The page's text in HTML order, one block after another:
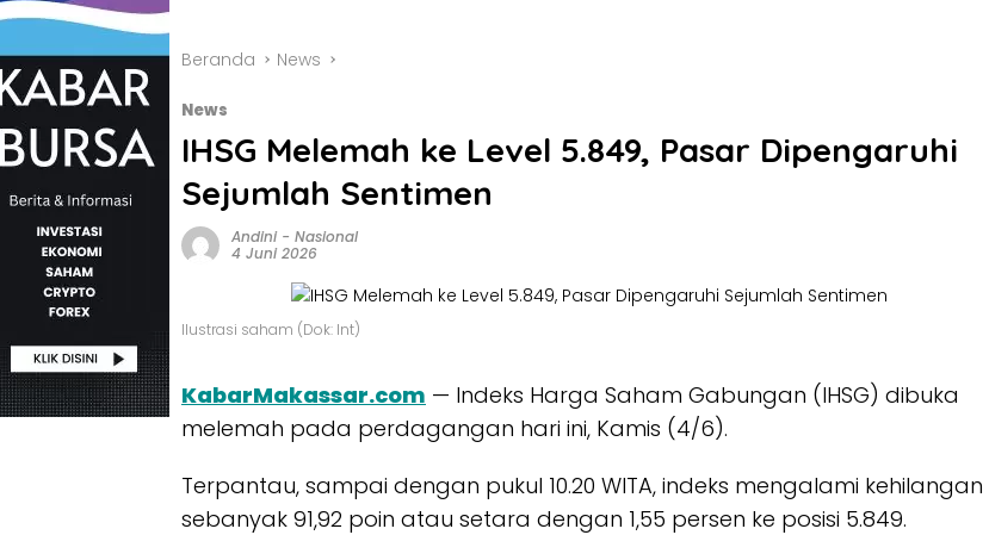
Beranda News
News
IHSG Melemah ke Level 5.849, Pasar Dipengaruhi
Sejumlah Sentimen
Andini- Nasional
4 Juni 2026
Ilustrasi saham (Dok: Int)
KabarMakassar.com — Indeks Harga Saham Gabungan (IHSG) dibuka
melemah pada perdagangan hari ini, Kamis (4/6).
Terpantau, sampai dengan pukul 10.20 WITA, indeks mengalami kehilangan
sebanyak 91,92 poin atau setara dengan 1,55 persen ke posisi 5.849.